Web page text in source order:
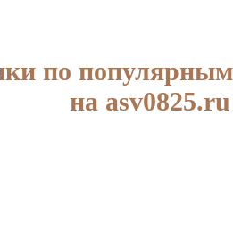
по
на asv0825.ru